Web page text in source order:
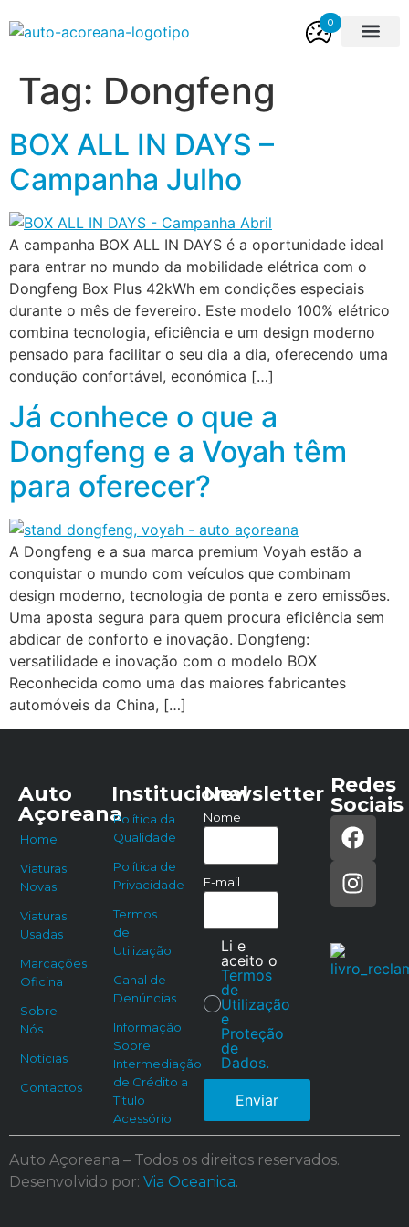
0
Tag: Dongfeng
BOX ALL IN DAYS –
Campanha Julho
A campanha BOX ALL IN DAYS é a oportunidade ideal
para entrar no mundo da mobilidade elétrica com o
Dongfeng Box Plus 42kWh em condições especiais
durante o mês de fevereiro. Este modelo 100% elétrico
combina tecnologia, eficiência e um design moderno
pensado para facilitar o seu dia a dia, oferecendo uma
condução confortável, económica […]
Já conhece o que a
Dongfeng e a Voyah têm
para oferecer?
A Dongfeng e a sua marca premium Voyah estão a
conquistar o mundo com veículos que combinam
design moderno, tecnologia de ponta e zero emissões.
Uma aposta segura para quem procura eficiência sem
abdicar de conforto e inovação. Dongfeng:
versatilidade e inovação com o modelo BOX
Reconhecida como uma das maiores fabricantes
automóveis da China, […]
Auto
Açoreana
Home
Viaturas
Novas
Viaturas
Usadas
Marcações
Oficina
Sobre
Nós
Notícias
Contactos
Institucional
Política da
Qualidade
Política de
Privacidade
Termos
de
Utilização
Canal de
Denúncias
Informação
Sobre
Intermediação
de Crédito a
Título
Acessório
Newsletter
Nome
E-mail
Li e
aceito o
Termos
de
Utilização
e
Proteção
de
Dados.
Enviar
Redes
Sociais
Auto Açoreana – Todos os direitos reservados.
Desenvolvido por: Via Oceanica.